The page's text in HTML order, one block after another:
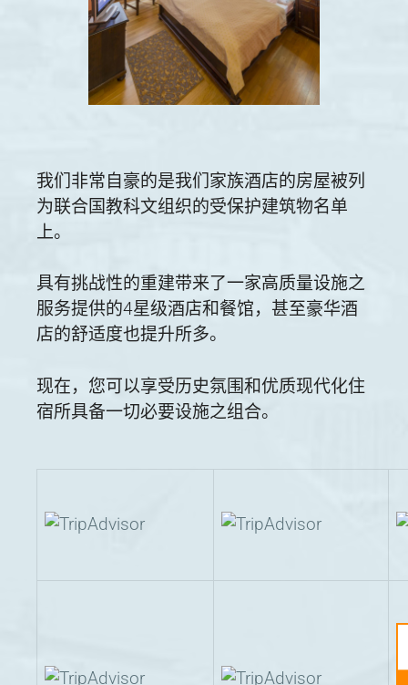
我们非常自豪的是我们家族酒店的房屋被列
为联合国教科文组织的受保护建筑物名单
上。
具有挑战性的重建带来了一家高质量设施之
服务提供的4星级酒店和餐馆，甚至豪华酒
店的舒适度也提升所多。
现在，您可以享受历史氛围和优质现代化住
宿所具备一切必要设施之组合。